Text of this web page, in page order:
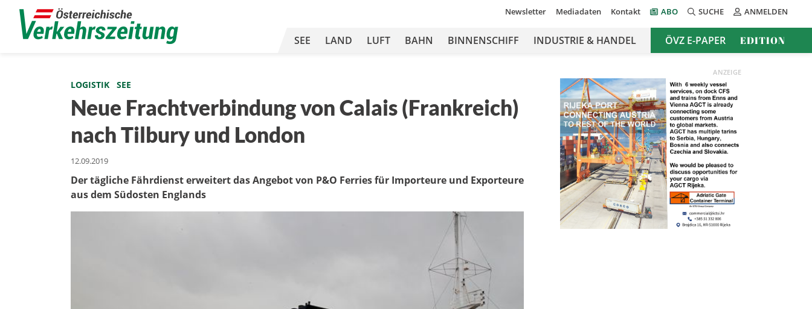
Newsletter Mediadaten Kontakt ABO SUCHE ANMELDEN
SEE LAND LUFT BAHN BINNENSCHIFF INDUSTRIE & HANDEL ÖVZ E-PAPER EDITION
LOGISTIK SEE
Neue Frachtverbindung von Calais (Frankreich)
nach Tilbury und London
12.09.2019
Der tägliche Fährdienst erweitert das Angebot von P&O Ferries für Importeure und Exporteure
aus dem Südosten Englands
ANZEIGE